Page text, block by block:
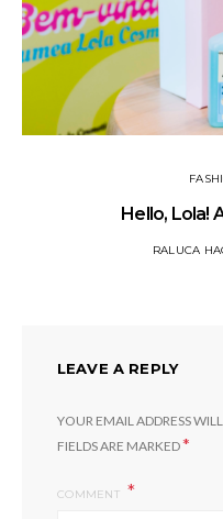
Hello, Lola!
RALUCA
LEAVE A REPLY
YOUR EMAIL ADDRESS
FIELDS ARE MARKED*
COMMENT